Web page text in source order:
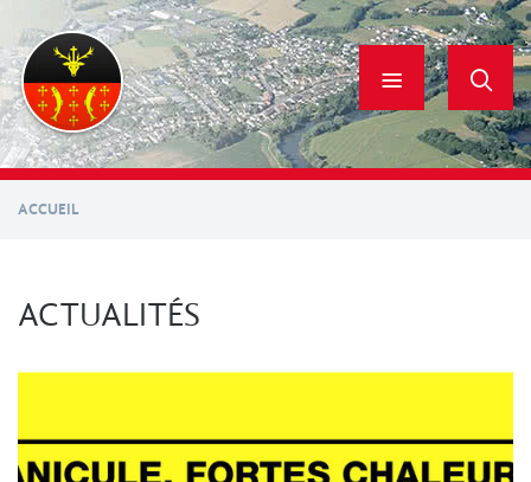
contenu
principal
ACCUEIL
ACTUALITÉS